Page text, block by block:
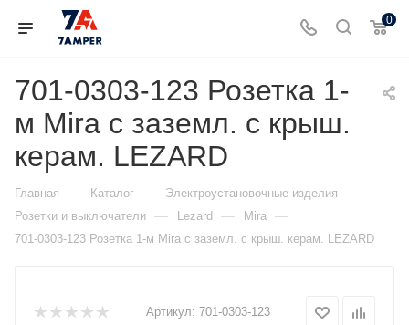
0
701-0303-123 Розетка 1-
м Mira с заземл. с крыш.
керам. LEZARD
Главная — Каталог — Электроустановочные изделия —
Розетки и выключатели — Lezard — Mira —
701-0303-123 Розетка 1-м Mira с заземл. с крыш. керам. LEZARD
Артикул: 701-0303-123